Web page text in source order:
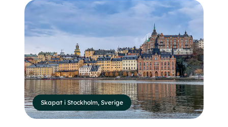
Skapat i Stockholm, Sverige